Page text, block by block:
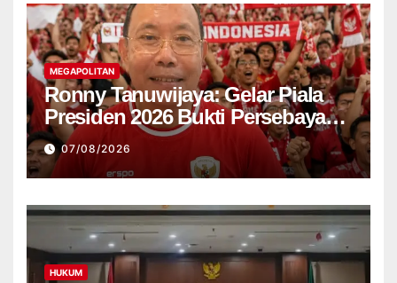
MEGAPOLITAN
Ronny Tanuwijaya: Gelar Piala
Presiden 2026 Bukti Persebaya
Kembali ke Jalur Juara
07/08/2026
HUKUM